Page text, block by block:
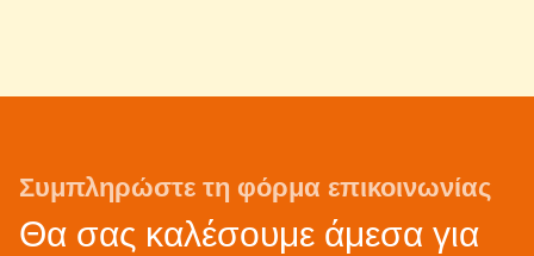
Συμπληρώστε τη φόρμα επικοινωνίας
Θα σας καλέσουμε άμεσα για